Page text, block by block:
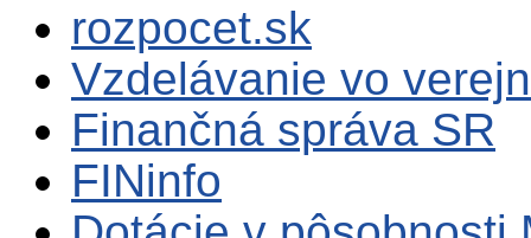
rozpocet.sk
Vzdelávanie vo
Finančná správa SR
FINinfo